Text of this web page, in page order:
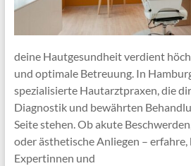
deine Hautgesundheit verdient
und optimale Betreuung. In
spezialisierte Hautarztpraxen, die
Diagnostik und bewährten
Seite stehen. Ob akute
oder ästhetische Anliegen – erfahre,
Expertinnen und